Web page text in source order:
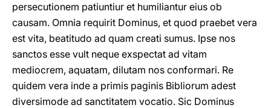
persecutionem patiuntiur et humiliantur eius ob
causam. Omnia requirit Dominus, et quod praebet vera
est vita, beatitudo ad quam creati sumus. Ipse nos
sanctos esse vult neque exspectat ad vitam
mediocrem, aquatam, dilutam nos conformari. Re
quidem vera inde a primis paginis Bibliorum adest
diversimode ad sanctitatem vocatio. Sic Dominus